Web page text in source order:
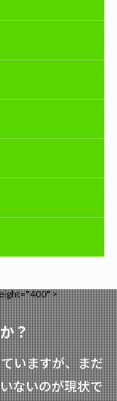
>
？
いますが、まだ
ないのが現状で